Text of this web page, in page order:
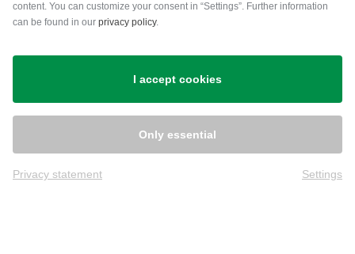
Versand
content. You can customize your consent in “Settings”. Further information
can be found in our privacy policy.
I accept cookies
Only essential
Privacy statement Settings